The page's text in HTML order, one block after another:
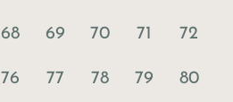
68 69 70 71 72
76 77 78 79 80